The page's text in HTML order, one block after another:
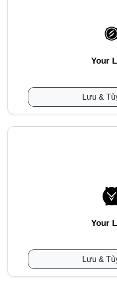
Your
Lưu &
Your
Lưu &